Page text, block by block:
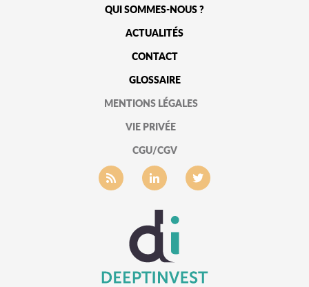
QUI SOMMES-NOUS ?
ACTUALITÉS
CONTACT
GLOSSAIRE
MENTIONS LÉGALES
VIE PRIVÉE
CGU/CGV